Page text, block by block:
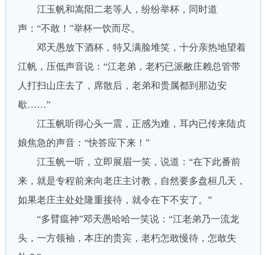
江玉帆和嵩阳二老等人，纷纷举杯，同时道
声：“不敢！”举杯一饮而尽。
邓天愚放下酒杯，特又满脸堆笑，十分亲热地望着
江帆，压低声音说：“江老弟，老朽已派敝庄赖总管带
人打扫山庄去了，席散后，老弟和贵属都到那边安
歇……”
江玉帆听得心头一震，正感为难，耳内已传来陆贞
娘焦急的声音：“快答应下来！”
江玉帆一听，立即展眉一笑，说道：“在下此番前
来，就是专程前来向老庄主讨教，自然要多盘桓几天，
如果老庄主处处隆重接待，就令在下不安了。”
“多臂瘟神”邓天愚哈哈一笑说：“江老弟乃一流龙
头，一方领袖，本庄的贵宾，老朽怎敢慢待，怎敢失